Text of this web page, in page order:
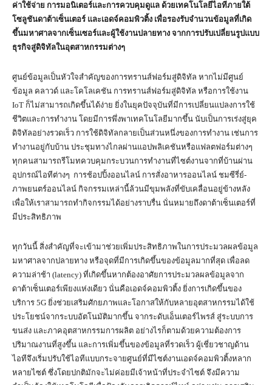
ค่าใช้จ่าย การมอนิเตอร์และการควบคุมดูแล ด้วยเทคโนโลยีไอทีภายใต้
โซลูชันดาต้าเซ็นเตอร์ และเอดจ์คอมพิวติ้ง เพื่อรองรับจำนวนข้อมูลที่เกิด
ขึ้นมหาศาลจากเซ็นเซอร์และผู้ใช้งานปลายทาง จากการปรับเปลี่ยนรูปแบบ
ธุรกิจสู่ดิจิทัลในอุตสาหกรรมต่างๆ
ศูนย์ข้อมูลเป็นหัวใจสำคัญของการทรานส์ฟอร์มสู่ดิจิทัล หากไม่มีศูนย์
ข้อมูล คลาวด์ และโคโลเคชัน การทรานส์ฟอร์มสู่ดิจิทัล หรือการใช้งาน
IoT ก็ไม่สามารถเกิดขึ้นได้ง่าย ยิ่งในยุคปัจจุบันที่มีการเปลี่ยนแปลงการใช้
ชีวิตและการทำงาน โดยมีการพึ่งพาเทคโนโลยีมากขึ้น นับเป็นการเร่งสู่ยุค
ดิจิทัลอย่างรวดเร็ว การใช้ดิจิทัลกลายเป็นส่วนหนึ่งของการทำงาน เช่นการ
ทำงานอยู่กับบ้าน ประชุมทางไกลผ่านแอปพลิเคชันหรือแฟลตฟอร์มต่างๆ
ทุกคนสามารถรีโมทควบคุมกระบวนการทำงานที่ไซต์งานจากที่บ้านผ่าน
อุปกรณ์ไอทีต่างๆ การช้อปปิ้งออนไลน์ การสั่งอาหารออนไลน์ ชมซีรี่ย์-
ภาพยนตร์ออนไลน์ กิจกรรมเหล่านี้ล้วนมีขุมพลังที่ขับเคลื่อนอยู่ข้างหลัง
เพื่อให้เราสามารถทำกิจกรรมได้อย่างราบรื่น นั่นหมายถึงดาต้าเซ็นเตอร์ที่
มีประสิทธิภาพ
ทุกวันนี้ สิ่งสำคัญที่จะเข้ามาช่วยเพิ่มประสิทธิภาพในการประมวลผลข้อมูล
มหาศาลจากปลายทาง หรือจุดที่มีการเกิดขึ้นของข้อมูลมากที่สุด เพื่อลด
ความล่าช้า (latency) ที่เกิดขึ้นหากต้องอาศัยการประมวลผลข้อมูลจาก
ดาต้าเซ็นเตอร์เพียงแห่งเดียว นั่นคือเอดจ์คอมพิวติ้ง ยิ่งการเกิดขึ้นของ
บริการ 5G ยิ่งช่วยเสริมศักยภาพและโอกาสให้กับหลายอุตสาหกรรมได้ใช้
ประโยชน์จากระบบอัตโนมัติมากขึ้น จากระดับเอ็นเตอร์​ไพรส์ สู่ระบบการ
ขนส่ง และภาคอุตสาหกรรมการผลิต อย่างไรก็ตามด้วยความต้องการ
ปริมาณงานที่สูงขึ้น และการเพิ่มขึ้นของข้อมูลที่รวดเร็ว ผู้เชี่ยวชาญด้าน
ไอทีจึงเริ่มปรับใช้ไอทีแบบกระจายศูนย์ที่มีไซต์งานเอดจ์คอมพิวติ้งหลาก
หลายไซต์ ซึ่งโดยปกติมักจะไม่ค่อยมีเจ้าหน้าที่ประจำไซต์ จึงมีความ